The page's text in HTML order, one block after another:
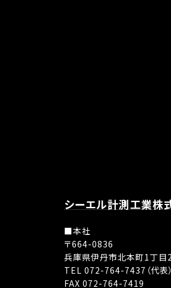
シーエル計測工業株
■本社
〒664-0836
兵庫県伊丹市北本町1丁目
TEL 072-764-7437（代表）
FAX 072-764-7419